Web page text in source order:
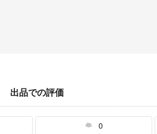
出品での評価
0